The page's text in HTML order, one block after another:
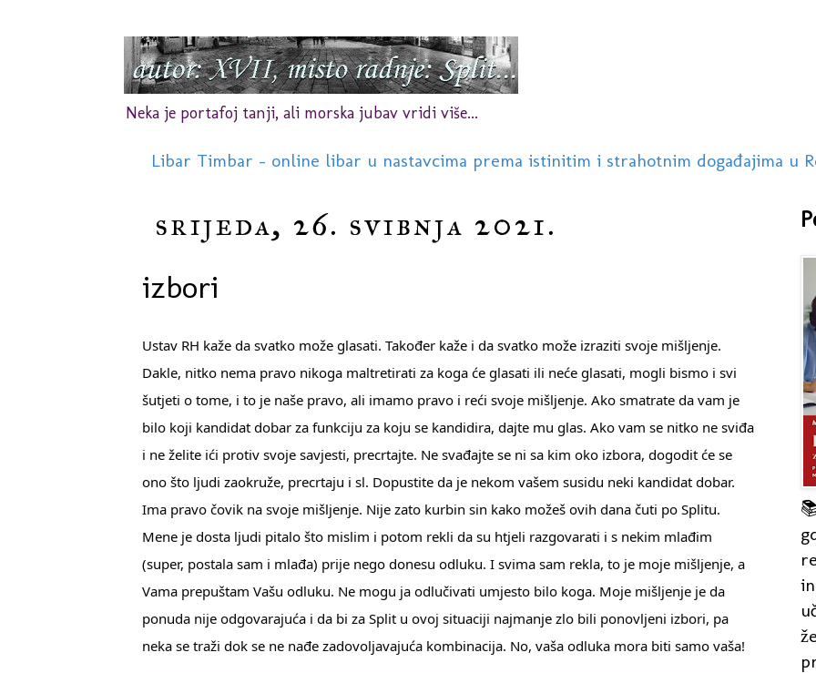
Neka je portafoj tanji, ali morska jubav vridi više...
Libar Timbar - online libar u nastavcima prema istinitim i strahotnim događajima u
srijeda, 26. svibnja 2021.
izbori
Ustav RH kaže da svatko može glasati. Također kaže i da svatko može izraziti svoje mišljenje.
Dakle, nitko nema pravo nikoga maltretirati za koga će glasati ili neće glasati, mogli bismo i svi
šutjeti o tome, i to je naše pravo, ali imamo pravo i reći svoje mišljenje. Ako smatrate da vam je
bilo koji kandidat dobar za funkciju za koju se kandidira, dajte mu glas. Ako vam se nitko ne sviđa
i ne želite ići protiv svoje savjesti, precrtajte. Ne svađajte se ni sa kim oko izbora, dogodit će se
ono što ljudi zaokruže, precrtaju i sl. Dopustite da je nekom vašem susidu neki kandidat dobar.
Ima pravo čovik na svoje mišljenje. Nije zato kurbin sin kako možeš ovih dana čuti po Splitu.
Mene je dosta ljudi pitalo što mislim i potom rekli da su htjeli razgovarati i s nekim mlađim
(super, postala sam i mlađa) prije nego donesu odluku. I svima sam rekla, to je moje mišljenje, a
Vama prepuštam Vašu odluku. Ne mogu ja odlučivati umjesto bilo koga. Moje mišljenje je da
ponuda nije odgovarajuća i da bi za Split u ovoj situaciji najmanje zlo bili ponovljeni izbori, pa
neka se traži dok se ne nađe zadovoljavajuća kombinacija. No, vaša odluka mora biti samo vaša!